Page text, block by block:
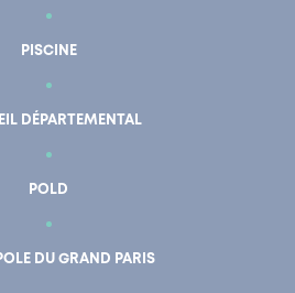
PISCINE
DÉPARTEMENTAL
POLD
DU GRAND PARIS
Mon compte